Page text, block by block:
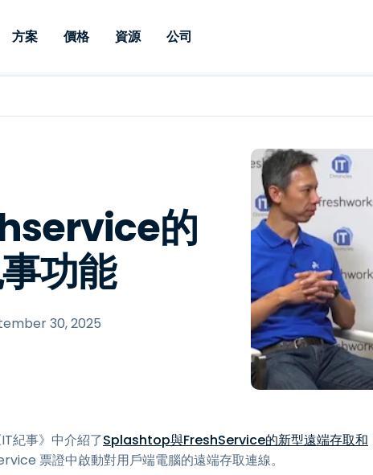
的可見度和控制能力，遠端
監控、管理和保護裝置。
管理功能。提
選項。
方案
風險與合規
RDP/VPN 替代產品
VDI / DaaS替代方案
用戶端部署
透過 RDP /SSH/VNC 進行遠
端點安全
媒體與娛
衛生保健
零售
政府與公
建築與設
金融與會
價格 資源
資料表
示範影片
網路研討會
媒體與娛
MSP
零售業
科技
查看所有
公司
客戶
的
功能
30, 2025
紀事》中介紹了Splashtop與FreshService的新型遠端存取和
票證中啟動對用戶端電腦的遠端存取連線。